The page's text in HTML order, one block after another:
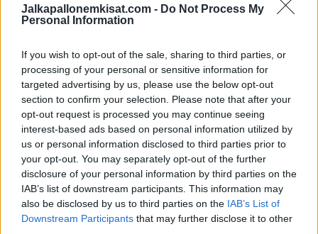
Jalkapallonemkisat.com - Do Not Process My
Personal Information
If you wish to opt-out of the sale, sharing to third parties, or
processing of your personal or sensitive information for
targeted advertising by us, please use the below opt-out
section to confirm your selection. Please note that after your
opt-out request is processed you may continue seeing
interest-based ads based on personal information utilized by
us or personal information disclosed to third parties prior to
your opt-out. You may separately opt-out of the further
disclosure of your personal information by third parties on the
IAB’s list of downstream participants. This information may
also be disclosed by us to third parties on the IAB’s List of
Downstream Participants that may further disclose it to other
Lue myös:Mieletön paljastus – Englannin maalivahti Jordan
Edellinen artikkeli
Mieletön paljastus – Englannin
maalivahti Jordan Pickford luki
Seuraava artikkeli
Jalkapallon EM-kisoihin mieletön